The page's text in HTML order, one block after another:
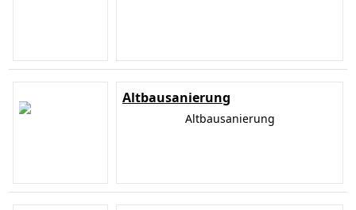
Altbausanierung
Altbausanierung